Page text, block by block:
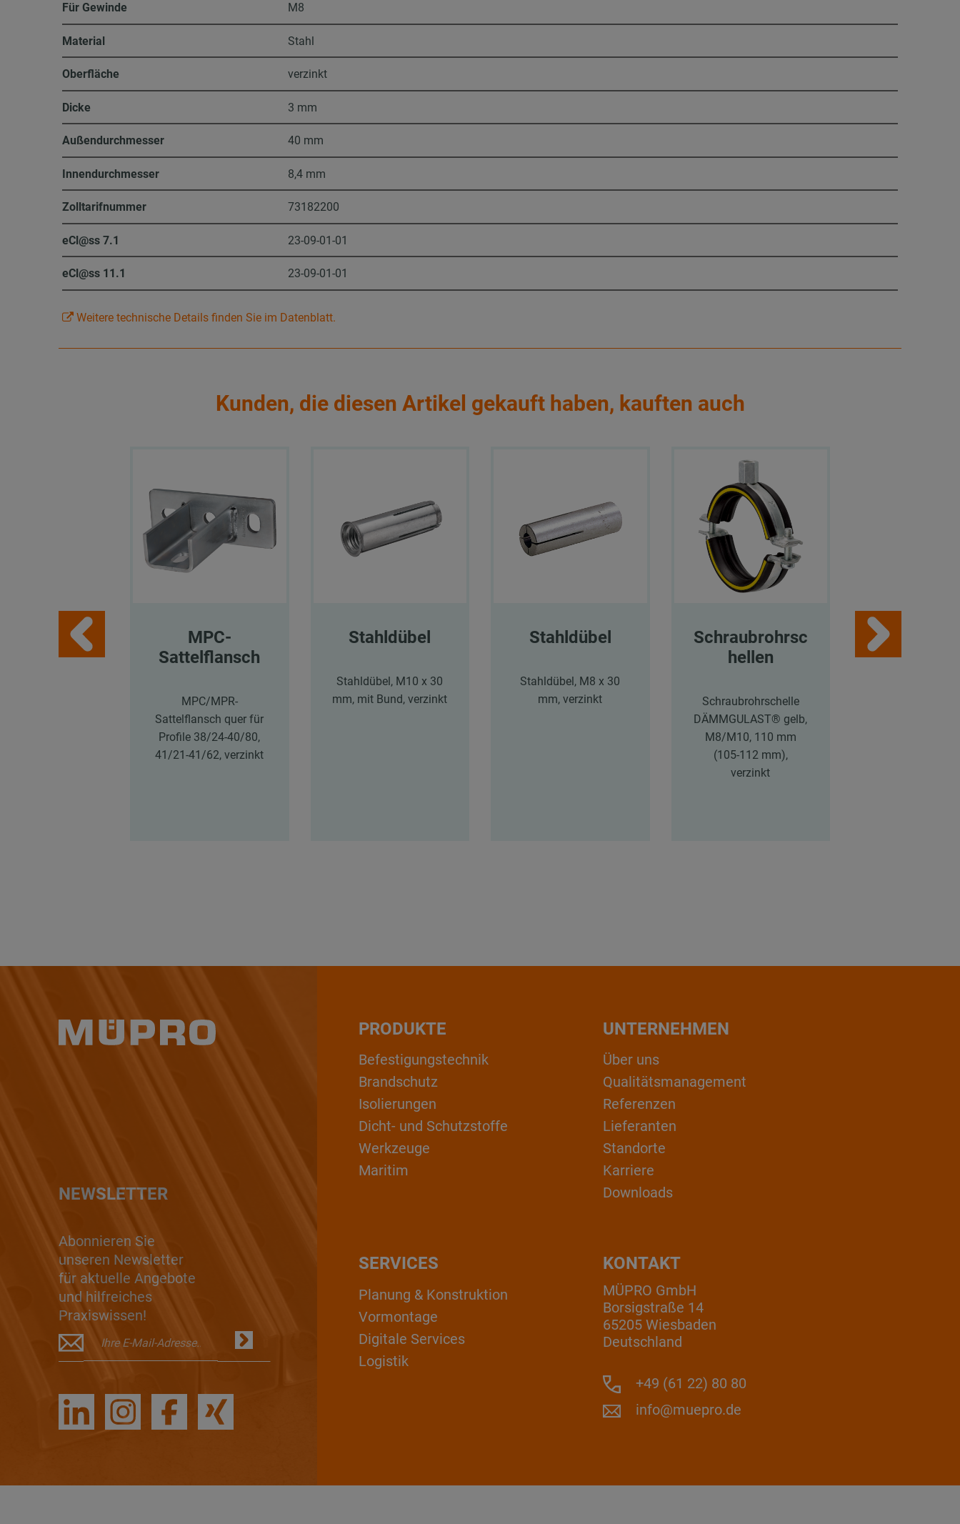
Für Gewinde M8
Material Stahl
Oberfläche verzinkt
Dicke 3 mm
Außendurchmesser 40 mm
Innendurchmesser 8,4 mm
Zolltarifnummer 73182200
eCl@ss 7.1 23-09-01-01
eCl@ss 11.1 23-09-01-01
Weitere technische Details finden Sie im Datenblatt.
Kunden, die diesen Artikel gekauft haben, kauften auch
MPC-
Sattelflansch
MPC/MPR-
Sattelflansch quer für
Profile 38/24-40/80,
41/21-41/62, verzinkt
Stahldübel
Stahldübel, M10 x 30
mm, mit Bund, verzinkt
Stahldübel
Stahldübel, M8 x 30
mm, verzinkt
Schraubrohrsc
hellen
Schraubrohrschelle
DÄMMGULAST® gelb,
M8/M10, 110 mm
(105-112 mm),
verzinkt
NEWSLETTER
Abonnieren Sie
unseren Newsletter
für aktuelle Angebote
und hilfreiches
Praxiswissen!
PRODUKTE
Befestigungstechnik
Brandschutz
Isolierungen
Dicht- und Schutzstoffe
Werkzeuge
Maritim
UNTERNEHMEN
Über uns
Qualitätsmanagement
Referenzen
Lieferanten
Standorte
Karriere
Downloads
KONTAKT
MÜPRO GmbH
Borsigstraße 14
65205 Wiesbaden
Deutschland
+49 (61 22) 80 80
info@muepro.de
SERVICES
Planung & Konstruktion
Vormontage
Digitale Services
Logistik